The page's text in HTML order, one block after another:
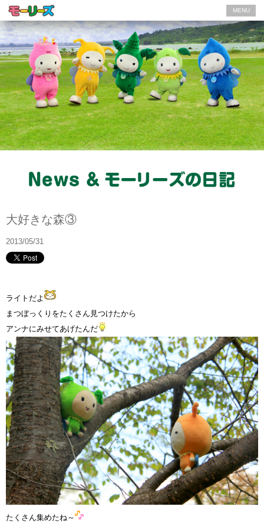
MENU
大好きな森③
2013/05/31
ライトだよ
まつぼっくりをたくさん見つけたから
アンナにみせてあげたんだ
たくさん集めたね～